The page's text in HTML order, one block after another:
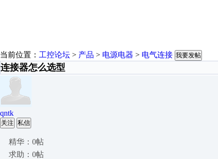
当前位置： 工控论坛 > 产品 > 电源电器 > 电气连接 我要发帖
连接器怎么选型
qntk
关注 私信
精华：0帖
求助：0帖